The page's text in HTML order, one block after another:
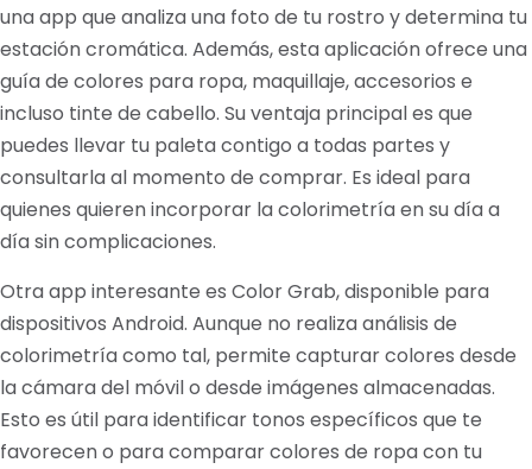
una app que analiza una foto de tu rostro y determina tu
estación cromática. Además, esta aplicación ofrece una
guía de colores para ropa, maquillaje, accesorios e
incluso tinte de cabello. Su ventaja principal es que
puedes llevar tu paleta contigo a todas partes y
consultarla al momento de comprar. Es ideal para
quienes quieren incorporar la colorimetría en su día a
día sin complicaciones.
Otra app interesante es Color Grab, disponible para
dispositivos Android. Aunque no realiza análisis de
colorimetría como tal, permite capturar colores desde
la cámara del móvil o desde imágenes almacenadas.
Esto es útil para identificar tonos específicos que te
favorecen o para comparar colores de ropa con tu